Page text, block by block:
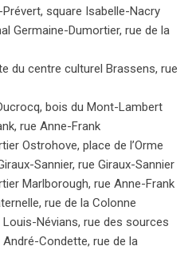
square Isabelle-Nacry
Germaine-Dumortier, rue de la
du centre culturel Brassens, rue
bois du Mont-Lambert
rue Anne-Frank
Ostrohove, place de l’Orme
Sannier, rue Giraux-Sannier
Marlborough, rue Anne-Frank
rue de la Colonne
Névians, rue des sources
Condette, rue de la